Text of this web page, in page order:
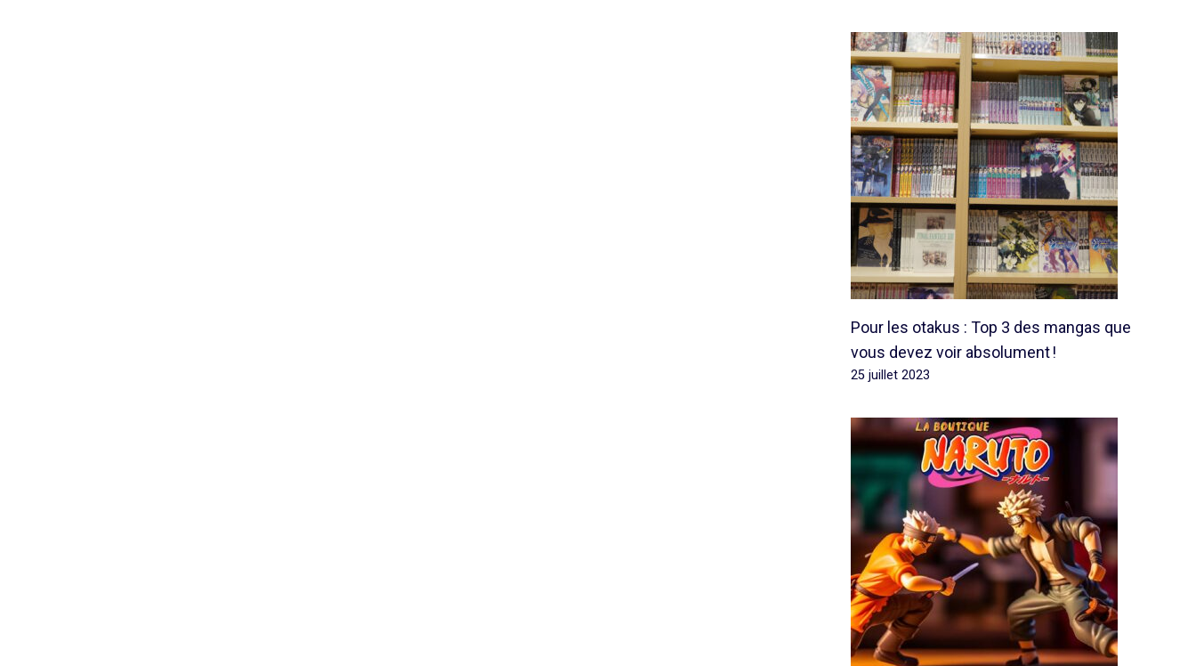
Pour les otakus : Top 3 des mangas que
vous devez voir absolument !
25 juillet 2023